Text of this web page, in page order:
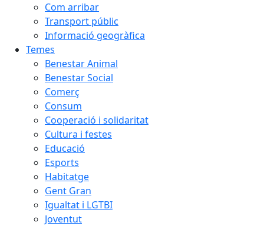
Com arribar
Transport públic
Informació geogràfica
Temes
Benestar Animal
Benestar Social
Comerç
Consum
Cooperació i solidaritat
Cultura i festes
Educació
Esports
Habitatge
Gent Gran
Igualtat i LGTBI
Joventut